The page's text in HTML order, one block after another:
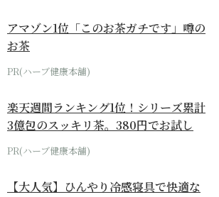
アマゾン1位「このお茶ガチです」噂の
お茶
PR(ハーブ健康本舗)
楽天週間ランキング1位！シリーズ累計
3億包のスッキリ茶。380円でお試し
PR(ハーブ健康本舗)
【大人気】ひんやり冷感寝具で快適な